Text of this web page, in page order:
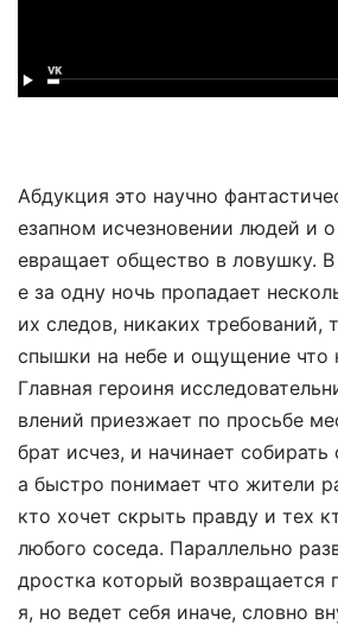
Абдукция это научно
езапном исчезновении людей и
евращает общество в ловушку.
е за одну ночь пропадает
их следов, никаких требований,
спышки на небе и ощущение что
Главная героиня
влений приезжает по просьбе
брат исчез, и начинает собирать
а быстро понимает что жители
кто хочет скрыть правду и тех
любого соседа. Параллельно
дростка который возвращается
я, но ведет себя иначе, словно